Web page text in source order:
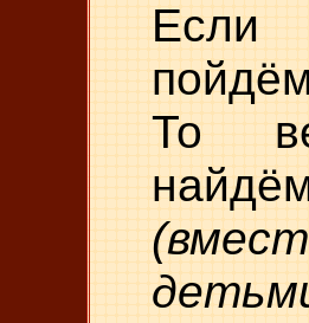
Если
То